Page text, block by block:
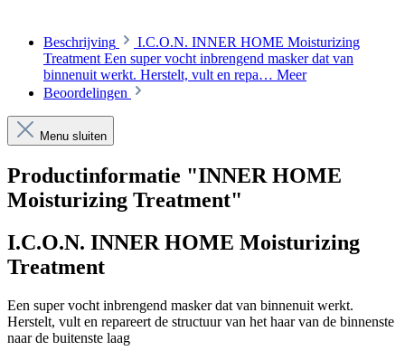
Beschrijving
I.C.O.N. INNER HOME Moisturizing
Treatment Een super vocht inbrengend masker dat van
binnenuit werkt. Herstelt, vult en repa… Meer
Beoordelingen
Menu sluiten
Productinformatie "INNER HOME
Moisturizing Treatment"
I.C.O.N. INNER HOME Moisturizing
Treatment
Een super vocht inbrengend masker dat van binnenuit werkt.
Herstelt, vult en repareert de structuur van het haar van de binnenste
naar de buitenste laag